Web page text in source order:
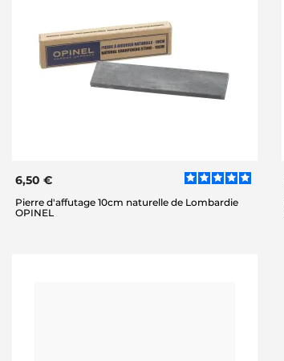
6,50 €
Pierre d'affutage 10cm naturelle de Lombardie
OPINEL